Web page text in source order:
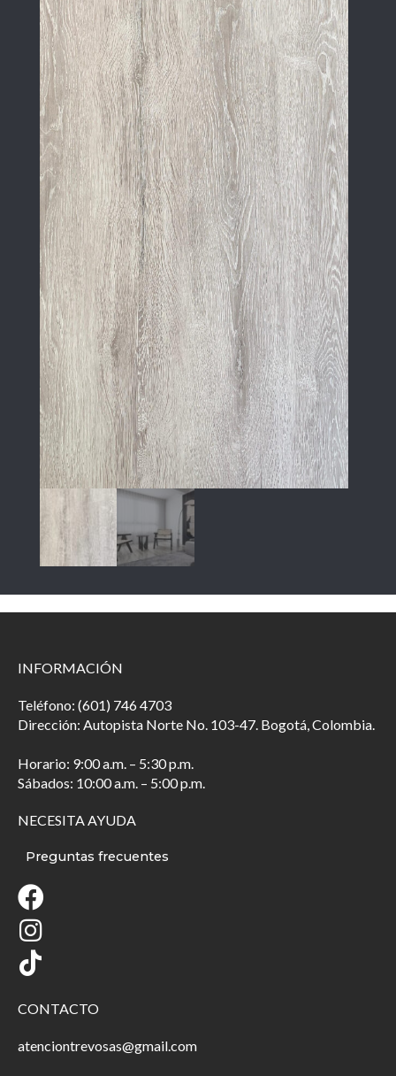
INFORMACIÓN
Teléfono: (601) 746 4703
Dirección: Autopista Norte No. 103-47. Bogotá, Colombia.
Horario: 9:00 a.m. – 5:30 p.m.
Sábados: 10:00 a.m. – 5:00 p.m.
NECESITA AYUDA
Preguntas frecuentes
CONTACTO
atenciontrevosas@gmail.com